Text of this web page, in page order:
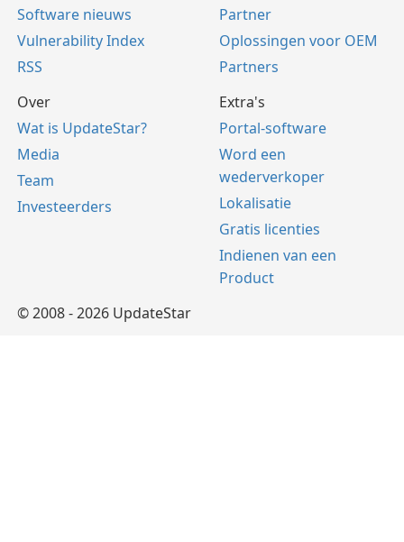
Software nieuws
Vulnerability Index
RSS
Partner
Oplossingen voor OEM
Partners
Over
Wat is UpdateStar?
Media
Team
Investeerders
Extra's
Portal-software
Word een
wederverkoper
Lokalisatie
Gratis licenties
Indienen van een
Product
© 2008 - 2026 UpdateStar